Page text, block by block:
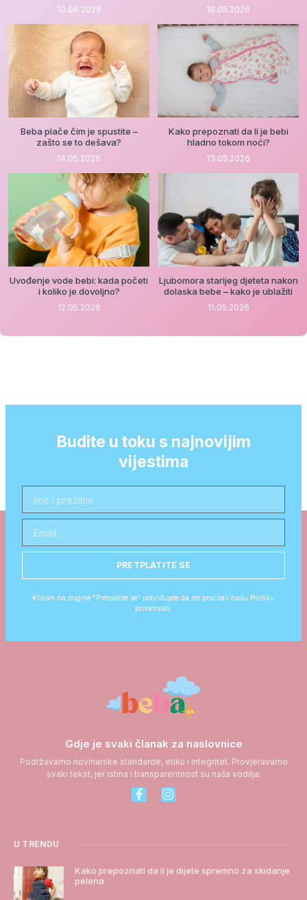
10.06.2026 18.05.2026
Beba plače čim je spustite –
zašto se to dešava?
14.05.2026
Kako prepoznati da li je bebi
hladno tokom noći?
13.05.2026
Uvođenje vode bebi: kada početi
i koliko je dovoljno?
12.05.2026
Ljubomora starijeg djeteta nakon
dolaska bebe – kako je ublažiti
11.05.2026
Budite u toku s najnovijim
vijestima
PRETPLATITE SE
Klikom na dugme "Pretplatite se" potvrđujete da ste pročitali našu Politiku
privatnosti.
Gdje je svaki članak za naslovnice
Podržavamo novinarske standarde, etiku i integritet. Provjeravamo
svaki tekst, jer istina i transparentnost su naša vodilja.
U TRENDU
Kako prepoznati da li je dijete spremno za skidanje
pelena